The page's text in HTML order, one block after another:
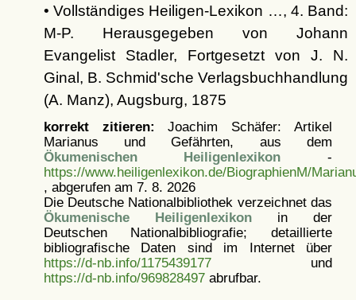
• Vollständiges Heiligen-Lexikon …, 4. Band:
M-P. Herausgegeben von Johann
Evangelist Stadler, Fortgesetzt von J. N.
Ginal, B. Schmid'sche Verlagsbuchhandlung
(A. Manz), Augsburg, 1875
korrekt zitieren: Joachim Schäfer: Artikel
Marianus und Gefährten, aus dem
Ökumenischen Heiligenlexikon -
https://www.heiligenlexikon.de/BiographienM/
, abgerufen am 7. 8. 2026
Die Deutsche Nationalbibliothek verzeichnet das
Ökumenische Heiligenlexikonin der
Deutschen Nationalbibliografie; detaillierte
bibliografische Daten sind im Internet über
https://d-nb.info/1175439177und
https://d-nb.info/969828497abrufbar.